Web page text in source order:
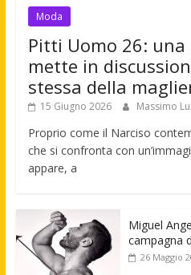
Moda
Pitti Uomo 26: una
mette in
stessa della
15 Giugno 2026 Massimo
Proprio come il Narciso
che si confronta con
appare, a
Miguel
campagna
26 Maggio